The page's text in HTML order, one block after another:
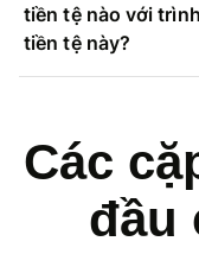
tiền tệ nào với
tiền tệ này?
Các
đầu